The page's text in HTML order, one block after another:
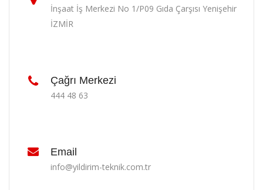
İnşaat İş Merkezi No 1/P09 Gıda Çarşısı Yenişehir
İZMİR
Çağrı Merkezi
444 48 63
Email
info@yildirim-teknik.com.tr